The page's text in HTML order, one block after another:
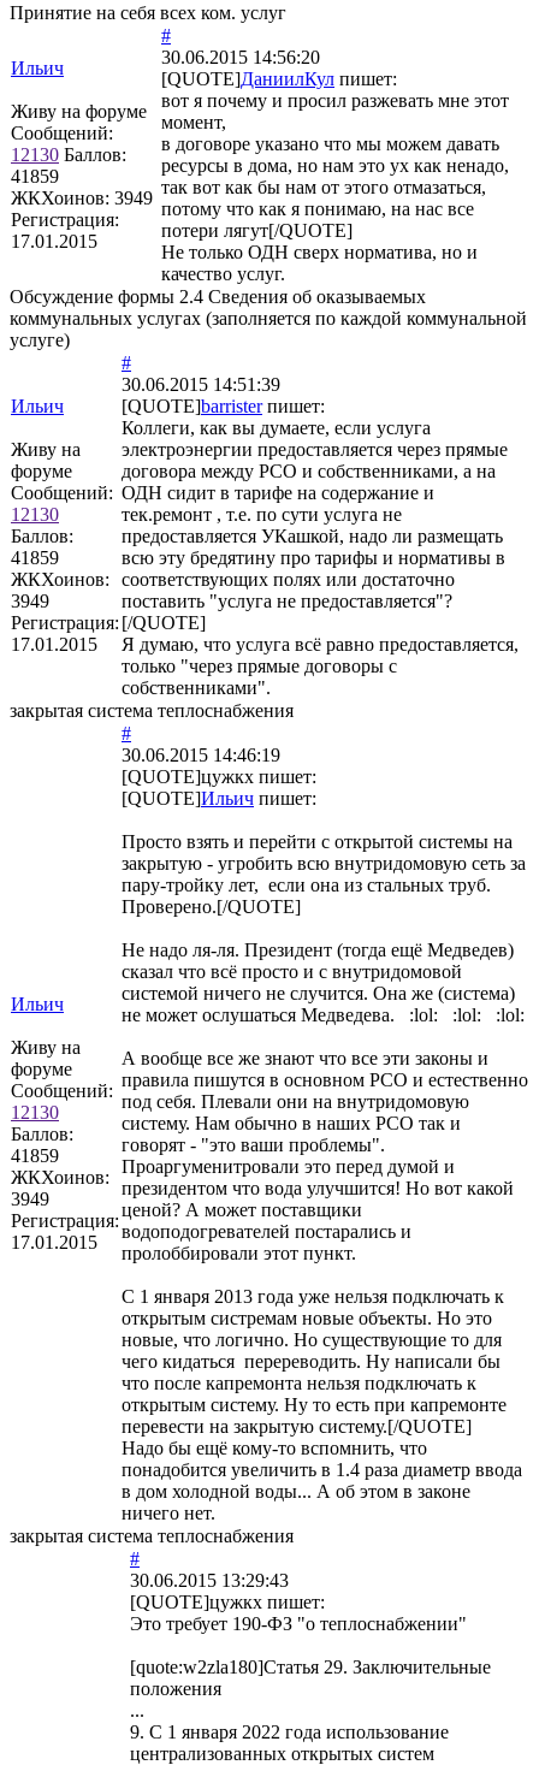
Принятие на себя всех ком. услуг
Ильич
Живу на форуме
Сообщений:
12130 Баллов:
41859
ЖКХоинов: 3949
Регистрация:
17.01.2015
#
30.06.2015 14:56:20
[QUOTE]ДаниилКул пишет:
вот я почему и просил разжевать мне этот
момент,
в договоре указано что мы можем давать
ресурсы в дома, но нам это ух как ненадо,
так вот как бы нам от этого отмазаться,
потому что как я понимаю, на нас все
потери лягут[/QUOTE]
Не только ОДН сверх норматива, но и
качество услуг.
Обсуждение формы 2.4 Сведения об оказываемых
коммунальных услугах (заполняется по каждой коммунальной
услуге)
Ильич
Живу на
форуме
Сообщений:
12130
Баллов:
41859
ЖКХоинов:
3949
Регистрация:
17.01.2015
#
30.06.2015 14:51:39
[QUOTE]barristerпишет:
Коллеги, как вы думаете, если услуга
электроэнергии предоставляется через прямые
договора между РСО и собственниками, а на
ОДН сидит в тарифе на содержание и
тек.ремонт , т.е. по сути услуга не
предоставляется УКашкой, надо ли размещать
всю эту бредятину про тарифы и нормативы в
соответствующих полях или достаточно
поставить "услуга не предоставляется"?
[/QUOTE]
Я думаю, что услуга всё равно предоставляется,
только "через прямые договоры с
собственниками".
закрытая система теплоснабжения
Ильич
Живу на
форуме
Сообщений:
12130
Баллов:
41859
ЖКХоинов:
3949
Регистрация:
17.01.2015
#
30.06.2015 14:46:19
[QUOTE]цужкх пишет:
[QUOTE]Ильич пишет:
Просто взять и перейти с открытой системы на
закрытую - угробить всю внутридомовую сеть за
пару-тройку лет, если она из стальных труб.
Проверено.[/QUOTE]
Не надо ля-ля. Президент (тогда ещё Медведев)
сказал что всё просто и с внутридомовой
системой ничего не случится. Она же (система)
не может ослушаться Медведева. :lol: :lol: :lol:
А вообще все же знают что все эти законы и
правила пишутся в основном РСО и естественно
под себя. Плевали они на внутридомовую
систему. Нам обычно в наших РСО так и
говорят - "это ваши проблемы".
Проаргуменитровали это перед думой и
президентом что вода улучшится! Но вот какой
ценой? А может поставщики
водоподогревателей постарались и
пролоббировали этот пункт.
С 1 января 2013 года уже нельзя подключать к
открытым систремам новые объекты. Но это
новые, что логично. Но существующие то для
чего кидаться перереводить. Ну написали бы
что после капремонта нельзя подключать к
открытым систему. Ну то есть при капремонте
перевести на закрытую систему.[/QUOTE]
Надо бы ещё кому-то вспомнить, что
понадобится увеличить в 1.4 раза диаметр ввода
в дом холодной воды... А об этом в законе
ничего нет.
закрытая система теплоснабжения
#
30.06.2015 13:29:43
[QUOTE]цужкх пишет:
Это требует 190-ФЗ "о теплоснабжении"
[quote:w2zla180]Статья 29. Заключительные
положения
...
9. С 1 января 2022 года использование
централизованных открытых систем